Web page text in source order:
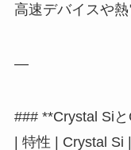
高速デバイスや熱
—
### **Crystal Si
| 特性 | Crystal Si